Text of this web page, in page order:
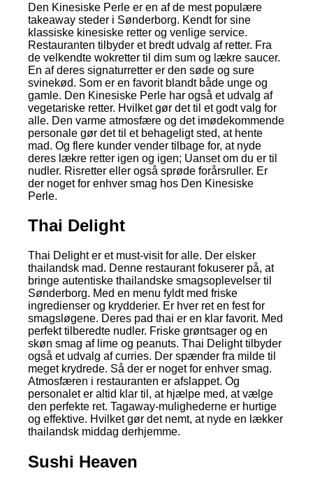
Den Kinesiske Perle er en af de mest populære
takeaway steder i Sønderborg. Kendt for sine
klassiske kinesiske retter og venlige service.
Restauranten tilbyder et bredt udvalg af retter. Fra
de velkendte wokretter til dim sum og lækre saucer.
En af deres signaturretter er den søde og sure
svinekød. Som er en favorit blandt både unge og
gamle. Den Kinesiske Perle har også et udvalg af
vegetariske retter. Hvilket gør det til et godt valg for
alle. Den varme atmosfære og det imødekommende
personale gør det til et behageligt sted, at hente
mad. Og flere kunder vender tilbage for, at nyde
deres lækre retter igen og igen; Uanset om du er til
nudler. Risretter eller også sprøde forårsruller. Er
der noget for enhver smag hos Den Kinesiske
Perle.
Thai Delight
Thai Delight er et must-visit for alle. Der elsker
thailandsk mad. Denne restaurant fokuserer på, at
bringe autentiske thailandske smagsoplevelser til
Sønderborg. Med en menu fyldt med friske
ingredienser og krydderier. Er hver ret en fest for
smagsløgene. Deres pad thai er en klar favorit. Med
perfekt tilberedte nudler. Friske grøntsager og en
skøn smag af lime og peanuts. Thai Delight tilbyder
også et udvalg af curries. Der spænder fra milde til
meget krydrede. Så der er noget for enhver smag.
Atmosfæren i restauranten er afslappet. Og
personalet er altid klar til, at hjælpe med, at vælge
den perfekte ret. Tagaway-mulighederne er hurtige
og effektive. Hvilket gør det nemt, at nyde en lækker
thailandsk middag derhjemme.
Sushi Heaven